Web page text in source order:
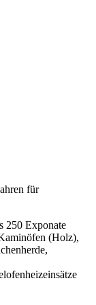
für
250 Exponate
(Holz),